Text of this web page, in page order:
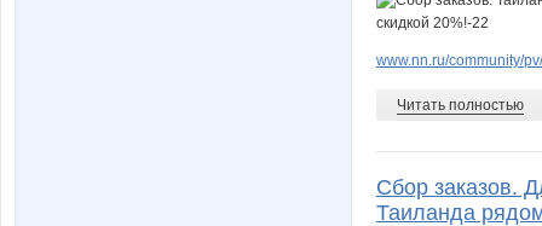
www.nn.ru/community/
Читать полностью
Сбор заказов.
Таиланда